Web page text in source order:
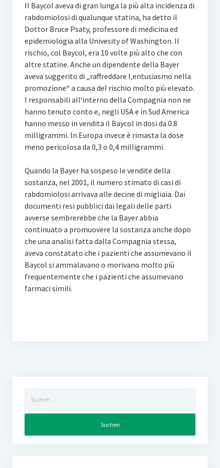
Il Baycol aveva di gran lunga la più alta incidenza di
rabdomiolosi di qualunque statina, ha detto il
Dottor Bruce Psaty, professore di medicina ed
epidemiologia alla Univesity of Washington. Il
rischio, col Baycol, era 10 volte più alto che con
altre statine. Anche un dipendente della Bayer
aveva suggerito di „raffreddare l‚entusiasmo nella
promozione“ a causa del rischio molto più elevato.
I responsabili all‘interno della Compagnia non ne
hanno tenuto conto e, negli USA e in Sud America
hanno messo in vendita il Baycol in dosi da 0.8
milligrammi. In Europa invece è rimasta la dose
meno pericolosa da 0,3 o 0,4 milligrammi.
Quando la Bayer ha sospeso le vendite della
sostanza, nel 2001, il numero stimato di casi di
rabdomiolosi arrivava alle decine di migliaia. Dai
documenti resi pubblici dai legali delle parti
avverse sembrerebbe che la Bayer abbia
continuato a promuovere la sostanza anche dopo
che una analisi fatta dalla Compagnia stessa,
aveva constatato che i pazienti che assumevano il
Baycol si ammalavano o morivano molto più
frequentemente che i pazienti che assumevano
farmaci simili.
nach: